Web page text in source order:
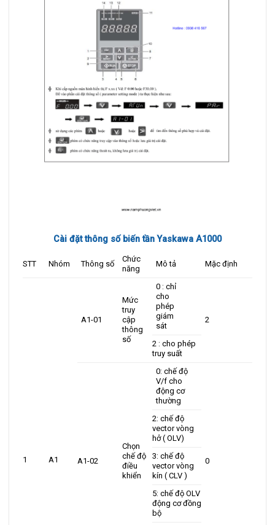
Cài đặt thông số biến tần Yaskawa A1000
STT Nhóm Thông số
Chức
năng
Mô tả Mặc định
1 A1
A1-01
Mức
truy
cập
thông
số
0 : chỉ
cho
phép
giám
sát
2
2 : cho phép
truy suất
A1-02
Chọn
chế độ
điều
khiển
0: chế độ
V/f cho
động cơ
thường
0
2: chế độ
vector vòng
hở ( OLV)
3: chế độ
vector vòng
kín ( CLV )
5: chế độ OLV
động cơ đồng
bộ